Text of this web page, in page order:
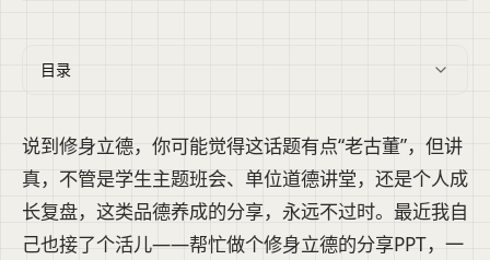
目录
说到修身立德，你可能觉得这话题有点“老古董”，但讲
真，不管是学生主题班会、单位道德讲堂，还是个人成
长复盘，这类品德养成的分享，永远不过时。最近我自
己也接了个活儿——帮忙做个修身立德的分享PPT，一